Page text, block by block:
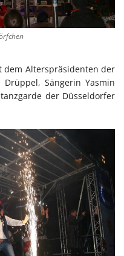
dem Alterspräsidenten der
Drüppel, Sängerin Yasmin
der Düsseldorfer